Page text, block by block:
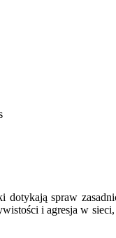
spraw
i agresja w